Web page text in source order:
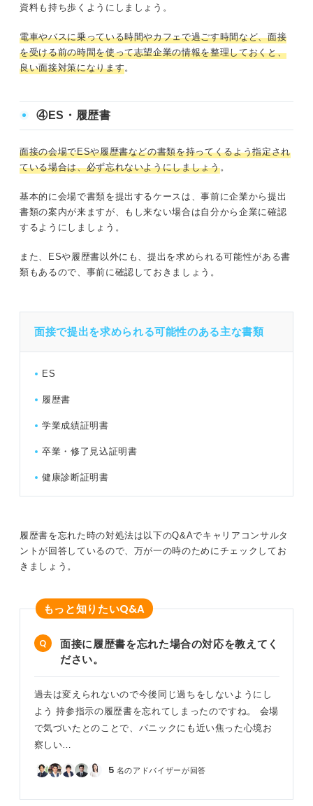
資料も持ち歩くようにしましょう。
電車やバスに乗っている時間やカフェで過ごす時間など、面接
を受ける前の時間を使って志望企業の情報を整理しておくと、
良い面接対策になります。
④ES・履歴書
面接の会場でESや履歴書などの書類を持ってくるよう指定され
ている場合は、必ず忘れないようにしましょう。
基本的に会場で書類を提出するケースは、事前に企業から提出
書類の案内が来ますが、もし来ない場合は自分から企業に確認
するようにしましょう。
また、ESや履歴書以外にも、提出を求められる可能性がある書
類もあるので、事前に確認しておきましょう。
面接で提出を求められる可能性のある主な書類
ES
履歴書
学業成績証明書
卒業・修了見込証明書
健康診断証明書
履歴書を忘れた時の対処法は以下のQ&Aでキャリアコンサルタ
ントが回答しているので、万が一の時のためにチェックしてお
きましょう。
もっと知りたいQ&A
面接に履歴書を忘れた場合の対応を教えてく
ださい。
過去は変えられないので今後同じ過ちをしないようにし
よう 持参指示の履歴書を忘れてしまったのですね。 会場
で気づいたとのことで、パニックにも近い焦った心境お
察しい…
5 名のアドバイザーが回答